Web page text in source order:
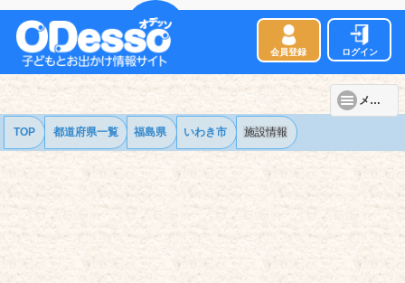
会員登録 ログイン
メニュー
TOP 都道府県一覧 福島県 いわき市 施設情報